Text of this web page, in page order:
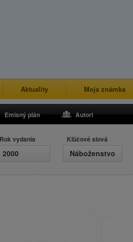
Aktuality Moja známka
Emisný plán Autori
Rok vydania
2000
Kľúčové slová
Náboženstvo